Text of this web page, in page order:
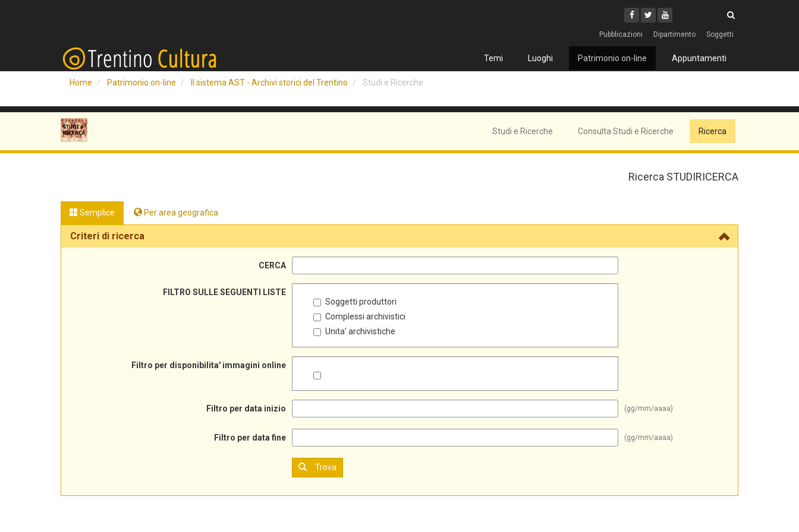
Facebook
Twitter
Youtube
Pubblicazioni Dipartimento Soggetti
Temi Luoghi Patrimonio on-line Appuntamenti
Home Patrimonio on-line Il sistema AST - Archivi storici del Trentino Studi e Ricerche
Studi e Ricerche Consulta Studi e Ricerche Ricerca
Ricerca STUDIRICERCA
Semplice Per area geografica
Criteri di ricerca
CERCA
FILTRO SULLE SEGUENTI LISTE
Soggetti produttori
Complessi archivistici
Unita' archivistiche
Filtro per disponibilita' immagini online
Filtro per data inizio (gg/mm/aaaa)
Filtro per data fine (gg/mm/aaaa)
Trova